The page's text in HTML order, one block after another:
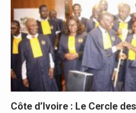
Côte d’Ivoire : Le Cercle